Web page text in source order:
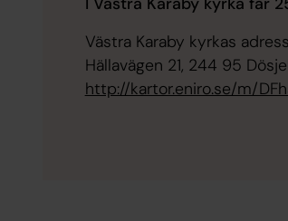
Västra Karaby kyrkas
Hällavägen 21, 244 95
http://kartor.eniro.se/m/